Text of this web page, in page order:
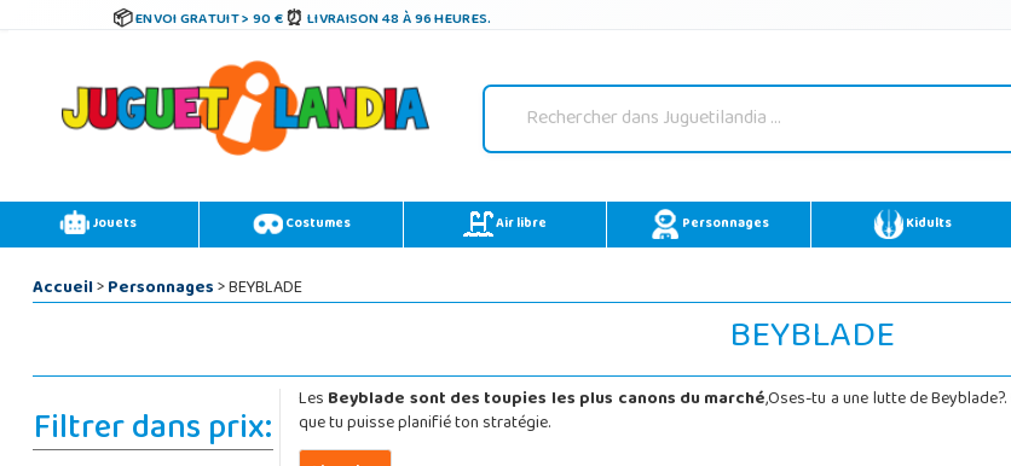
ENVOI GRATUIT > 90 € LIVRAISON 48 À 96 HEURES.
Jouets Costumes Air libre Personnages Kidults
Accueil>Personnages> BEYBLADE
BEYBLADE
Filtrer dans prix: LesBeyblade sont des toupies les plus canons du marché,Oses-tu a une lutte de
que tu puisse planifié ton stratégie.